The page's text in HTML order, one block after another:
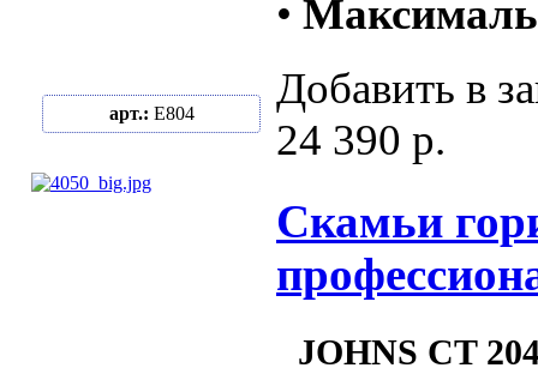
•
арт.: E804
Добавить в
24 390 р.
Скамьи
JOHNS CT